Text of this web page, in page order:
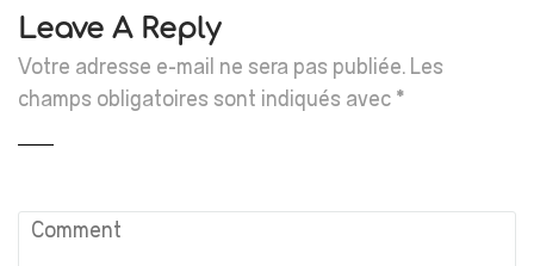
Leave A Reply
Votre adresse e-mail ne sera pas publiée. Les
champs obligatoires sont indiqués avec *